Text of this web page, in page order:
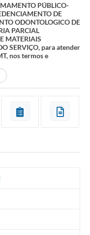
PÚBLICO-
DE
ODONTOLOGICO DE
PARCIAL
MATERIAIS
SERVIÇO, para atender
nos termos e